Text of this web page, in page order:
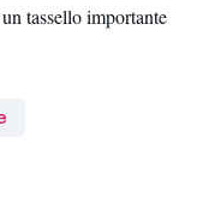
tassello importante